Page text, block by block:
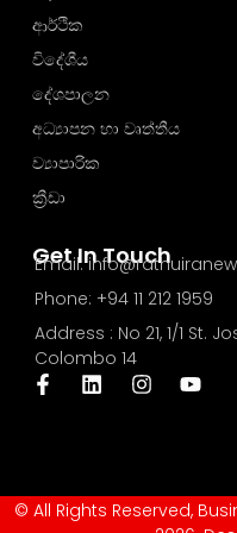
Get In Touch
Email:
Phone: +94 11 212 1959
Address : No 21, 1/1 St.
Colombo 14
ආර්ථික
විදේශීය
දේශපාලන
අධ්‍යාපන හා වෘත්තීය
ව්‍යාපාරික
ක්‍රීඩා
© All Rights Reserved,